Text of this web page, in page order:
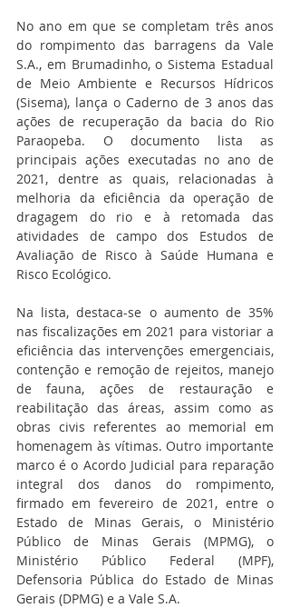
No ano em que se completam três anos
do rompimento das barragens da Vale
S.A., em Brumadinho, o Sistema Estadual
de Meio Ambiente e Recursos Hídricos
(Sisema), lança o Caderno de 3 anos das
ações de recuperação da bacia do Rio
Paraopeba. O documento lista as
principais ações executadas no ano de
2021, dentre as quais, relacionadas à
melhoria da eficiência da operação de
dragagem do rio e à retomada das
atividades de campo dos Estudos de
Avaliação de Risco à Saúde Humana e
Risco Ecológico.
Na lista, destaca-se o aumento de 35%
nas fiscalizações em 2021 para vistoriar a
eficiência das intervenções emergenciais,
contenção e remoção de rejeitos, manejo
de fauna, ações de restauração e
reabilitação das áreas, assim como as
obras civis referentes ao memorial em
homenagem às vítimas. Outro importante
marco é o Acordo Judicial para reparação
integral dos danos do rompimento,
firmado em fevereiro de 2021, entre o
Estado de Minas Gerais, o Ministério
Público de Minas Gerais (MPMG), o
Ministério Público Federal (MPF),
Defensoria Pública do Estado de Minas
Gerais (DPMG) e a Vale S.A.